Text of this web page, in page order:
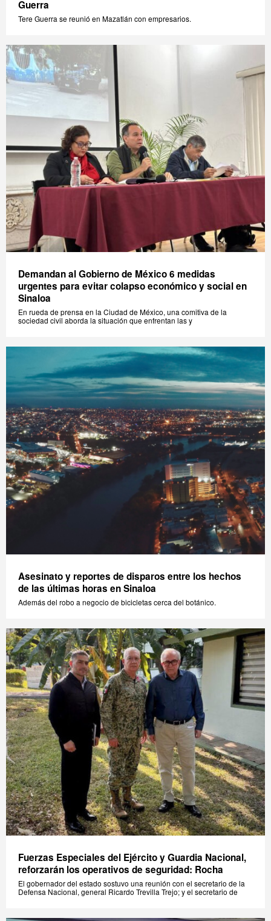
Guerra
Tere Guerra se reunió en Mazatlán con empresarios.
Demandan al Gobierno de México 6 medidas
urgentes para evitar colapso económico y social en
Sinaloa
En rueda de prensa en la Ciudad de México, una comitiva de la
sociedad civil aborda la situación que enfrentan las y
Asesinato y reportes de disparos entre los hechos
de las últimas horas en Sinaloa
Además del robo a negocio de bicicletas cerca del botánico.
Fuerzas Especiales del Ejército y Guardia Nacional,
reforzarán los operativos de seguridad: Rocha
El gobernador del estado sostuvo una reunión con el secretario de la
Defensa Nacional, general Ricardo Trevilla Trejo; y el secretario de